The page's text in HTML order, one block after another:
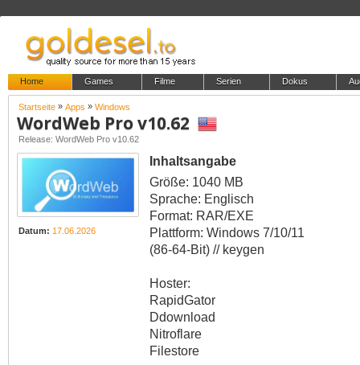
Home Games Filme Serien Dokus
Startseite » Apps » Windows
WordWeb Pro v10.62
Release: WordWeb Pro v10.62
Datum: 17.06.2026
Inhaltsangabe
Größe: 1040 MB
Sprache: Englisch
Format: RAR/EXE
Plattform: Windows 7/10/11
(86-64-Bit) // keygen
Hoster:
RapidGator
Ddownload
Nitroflare
Filestore